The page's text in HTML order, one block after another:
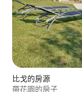
比戈的房源
帶花園的房子